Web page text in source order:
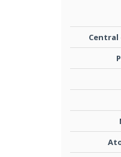
Central